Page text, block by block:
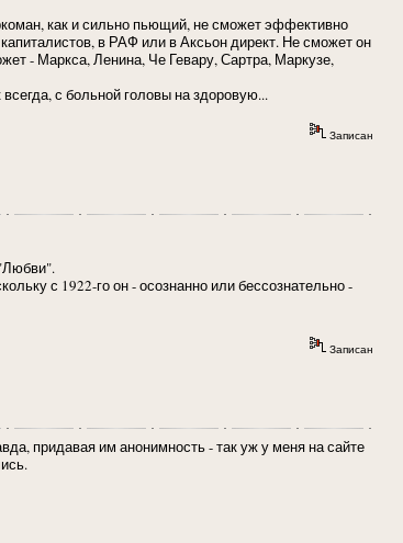
как и сильно пьющий, не сможет эффективно
в РАФ или в Аксьон директ. Не сможет он
- Маркса, Ленина, Че Гевару, Сартра, Маркузе,
с больной головы на здоровую...
Записан
с 1922-го он - осознанно или бессознательно -
Записан
придавая им анонимность - так уж у меня на сайте